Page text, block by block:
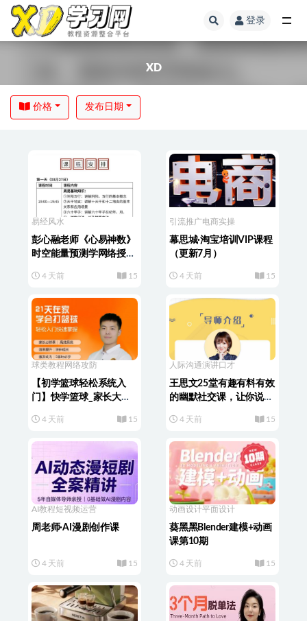
登录
XD
价格 发布日期
易经风水
彭心融老师《心易神数》
时空能量预测学网络授课
4 天前 15
引流推广电商实操
幕思城·淘宝培训VIP课程
（更新7月）
4 天前 15
球类教程 网络攻防
【初学篮球轻松系统入
门】快学篮球_家长大学
4 天前 15
人际沟通演讲口才
王思文25堂有趣有料有效
的幽默社交课，让你说话
4 天前 15
AI教程短视频运营
周老师·AI漫剧创作课
4 天前 15
动画设计平面设计
葵黑黑Blender建模+动画
课第10期
4 天前 15